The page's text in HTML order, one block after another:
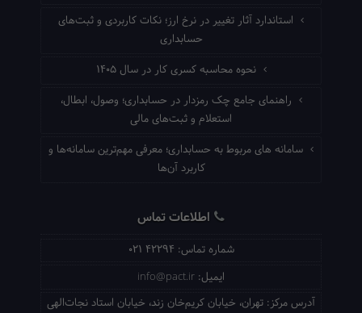
استاندارد آثار تغییر در نرخ ارز؛ نکات کاربردی و ثبت‌های
حسابداری
نحوه محاسبه کسری کار در سال ۱۴۰۵
راهنمای جامع چک رمزدار در حسابداری؛ وصول، ابطال،
استعلام و ثبت‌های مالی
سامانه های مربوط به حسابداری؛ معرفی مهم‌ترین سامانه‌ها و
کاربرد آن‌ها
اطلاعات تماس
شماره تماس: 021 42294
ایمیل: info@pact.ir
آدرس مرکز: تهران، خیابان کریم‌خان زند، خیابان استاد نجات‌الهی